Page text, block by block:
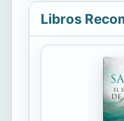
Libros